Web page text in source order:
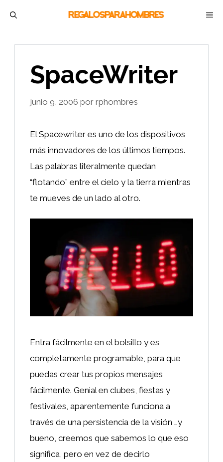
SpaceWriter
junio 9, 2006 por rphombres
El Spacewriter es uno de los dispositivos
más innovadores de los últimos tiempos.
Las palabras literalmente quedan
“flotando” entre el cielo y la tierra mientras
te mueves de un lado al otro.
Entra fácilmente en el bolsillo y es
completamente programable, para que
puedas crear tus propios mensajes
fácilmente. Genial en clubes, fiestas y
festivales, aparentemente funciona a
través de una persistencia de la visión …y
bueno, creemos que sabemos lo que eso
significa, pero en vez de decirlo